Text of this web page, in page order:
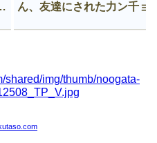
ん、友達にされた力ン千ョ